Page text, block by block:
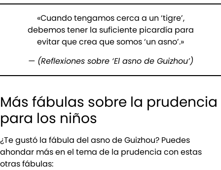
«Cuando tengamos cerca a un ‘tigre’,
debemos tener la suficiente picardía para
evitar que crea que somos ‘un asno’.»
— (Reflexiones sobre ‘El asno de Guizhou’)
Más fábulas sobre la prudencia
para los niños
¿Te gustó la fábula del asno de Guizhou? Puedes
ahondar más en el tema de la prudencia con estas
otras fábulas: